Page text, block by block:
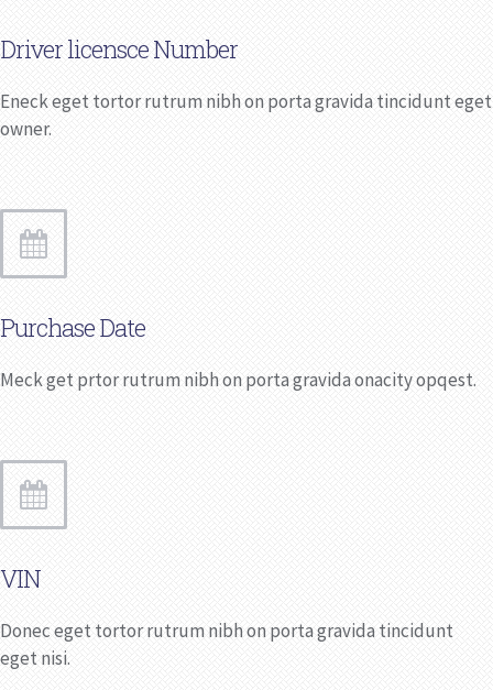
Driver licensce Number
Eneck eget tortor rutrum nibh on porta gravida tincidunt eget
owner.
Purchase Date
Meck get prtor rutrum nibh on porta gravida onacity opqest.
VIN
Donec eget tortor rutrum nibh on porta gravida tincidunt
eget nisi.